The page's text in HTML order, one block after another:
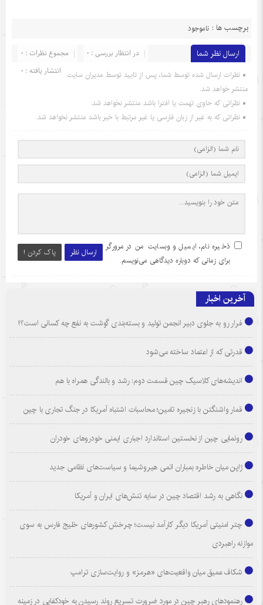
برچسب ها : ناموجود
ارسال نظر شما مجموع نظرات : 0
در انتظار بررسی : 0
انتشار یافته : 0 نظرات ارسال شده توسط شما، پس از تایید توسط مدیران سایت
منتشر خواهد شد.
نظراتی که حاوی تهمت یا افترا باشد منتشر نخواهد شد.
نظراتی که به غیر از زبان فارسی یا غیر مرتبط با خبر باشد منتشر نخواهد شد.
ارسال نظر پاک کردن !
ذخیره نام، ایمیل و وبسایت من در مرورگر
برای زمانی که دوباره دیدگاهی می‌نویسم.
آخرین اخبار
فرار رو به جلوی دبیر انجمن تولید و بسته‌بندی گوشت به نفع چه کسانی است؟!
قدرتی که از اعتماد ساخته می‌شود
اندیشه‌های کلاسیک چین قسمت دوم: رشد و بالندگی همراه با هم
قمار واشنگتن با زنجیره تامین؛ محاسبات اشتباه آمریکا در جنگ تجاری با چین
رونمایی چین از نخستین استاندارد اجباری ایمنی خودروهای خودران
ژاپن میان خاطره بمباران اتمی هیروشیما و سیاست‌های نظامی جدید
نگاهی به رشد اقتصاد چین در سایه تنش‌های ایران و آمریکا
چتر امنیتی آمریکا دیگر کارآمد نیست؛ چرخش کشورهای خلیج فارس به سوی
موازنه راهبردی
شکاف عمیق میان واقعیت‌های «هرمز» و روایت‌سازی ترامپ
رهنمودهای رهبر چین در مورد ضرورت تسریع روند رسیدن به خودکفایی در زمینه